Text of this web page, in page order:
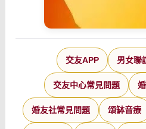
交友APP 男女聯
交友中心常見問題
婚友社常見問題 頌缽音療